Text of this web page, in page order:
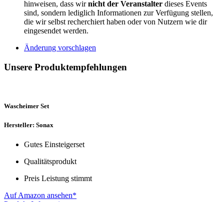
hinweisen, dass wirnicht der Veranstalter dieses Events
sind, sondern lediglich Informationen zur Verfügung stellen,
die wir selbst recherchiert haben oder von Nutzern wie dir
eingesendet werden.
Änderung vorschlagen
Unsere Produktempfehlungen
Wascheimer Set
Hersteller: Sonax
Gutes Einsteigerset
Qualitätsprodukt
Preis Leistung stimmt
Auf Amazon ansehen*